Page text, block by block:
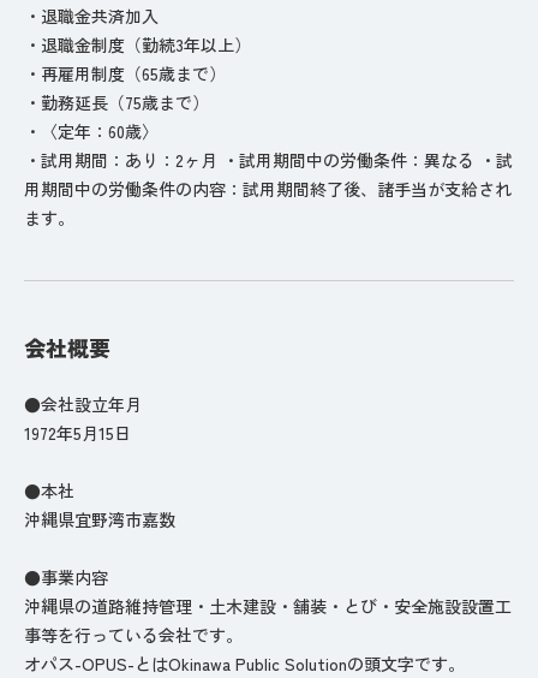
・退職金共済加入
・退職金制度（勤続3年以上）
・再雇用制度（65歳まで）
・勤務延長（75歳まで）
・〈定年：60歳〉
・試用期間：あり：2ヶ月 ・試用期間中の労働条件：異なる ・試
用期間中の労働条件の内容：試用期間終了後、諸手当が支給され
ます。
会社概要
●会社設立年月
1972年5月15日
●本社
沖縄県宜野湾市嘉数
●事業内容
沖縄県の道路維持管理・土木建設・舗装・とび・安全施設設置工
事等を行っている会社です。
オパス-OPUS-とはOkinawa Public Solutionの頭文字です。